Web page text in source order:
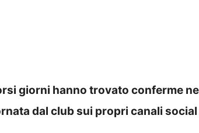
giorni hanno trovato conferme
dal club sui propri canali social